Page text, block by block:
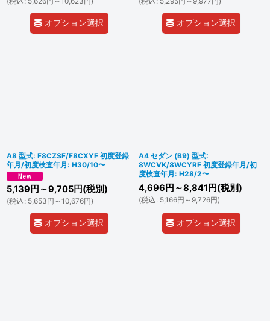
オプション選択 オプション選択
A8 型式: F8CZSF/F8CXYF 初度登録
年月/初度検査年月: H30/10〜
5,139 円 ～9,705円(税別)
(税込 : 5,653円 ～10,676円)
オプション選択
A4 セダン (B9) 型式:
8WCVK/8WCYRF 初度登録年月/初
度検査年月: H28/2〜
4,696 円 ～8,841 円(税別)
(税込 : 5,166円 ～9,726円)
オプション選択